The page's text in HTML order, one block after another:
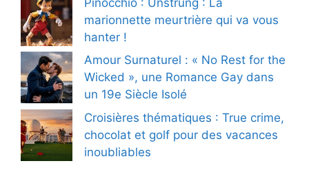
marionnette meurtrière qui va vous
hanter !
Amour Surnaturel : « No Rest for the
Wicked », une Romance Gay dans
un 19e Siècle Isolé
Croisières thématiques : True crime,
chocolat et golf pour des vacances
inoubliables